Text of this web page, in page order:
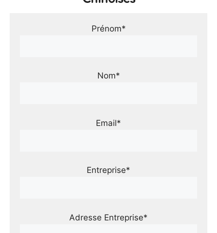
Prénom*
Nom*
Email*
Entreprise*
Adresse Entreprise*